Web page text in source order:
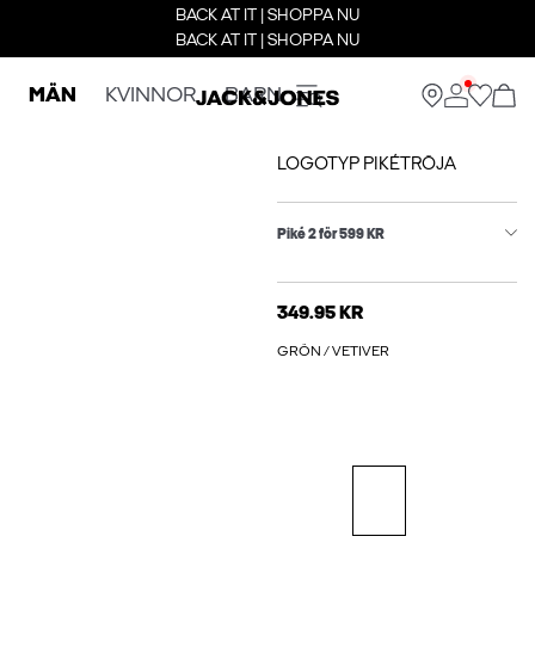
BACK AT IT | SHOPPA NU
BACK AT IT | SHOPPA NU
MÄN KVINNOR BARN
LOGOTYP PIKÉTRÖJA
Piké 2 för 599 KR
349.95 KR
GRÖN / VETIVER